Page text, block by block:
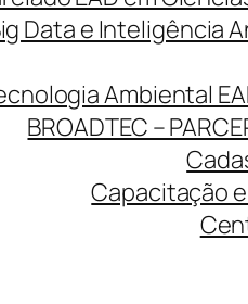
Data e Inteligência
Ambiental
BROADTEC –
Capacitação